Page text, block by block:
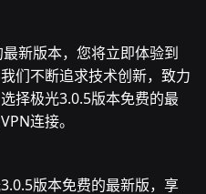
新版本，您将立即体验到
们不断追求技术创新，致力
择极光3.0.5版本免费的最
连接。
版本免费的最新版，享